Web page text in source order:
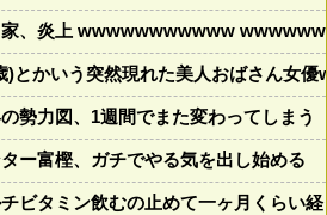
家、炎上 wwwwwwwwwww
)とかいう突然現れた美人おばさん女優
の勢力図、1週間でまた変わってしまう
ター富樫、ガチでやる気を出し始める
チビタミン飲むの止めて一ヶ月くらい